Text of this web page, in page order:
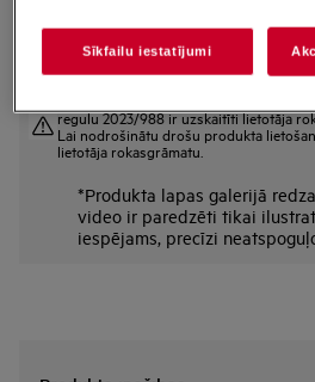
regulu 2023/988 ir uzskaitīti lietotāja
Lai nodrošinātu drošu produkta
lietotāja rokasgrāmatu.
*Produkta lapas galerijā
video ir paredzēti tikai
iespējams, precīzi
Sīkfailu iestatījumi